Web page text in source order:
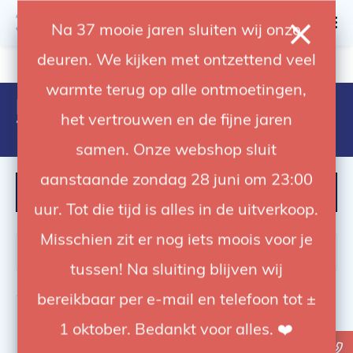
Na 37 mooie jaren sluiten wij onze
deuren. We kijken met ontzettend veel
warmte terug op alle ontmoetingen,
het vertrouwen en de fijne jaren
samen. Onze webshop sluit
aanstaande zondag 28 juni om 23:00
uur. Tot die tijd is alles in de uitverkoop.
Misschien zit er nog iets moois voor je
tussen! Na sluiting blijven wij
bereikbaar per e-mail en telefoon tot ±
1 oktober. Bedankt voor alles. ❤️
4.92 / 5 op trusted shops
Products tagged with
7630006323914
FILTER